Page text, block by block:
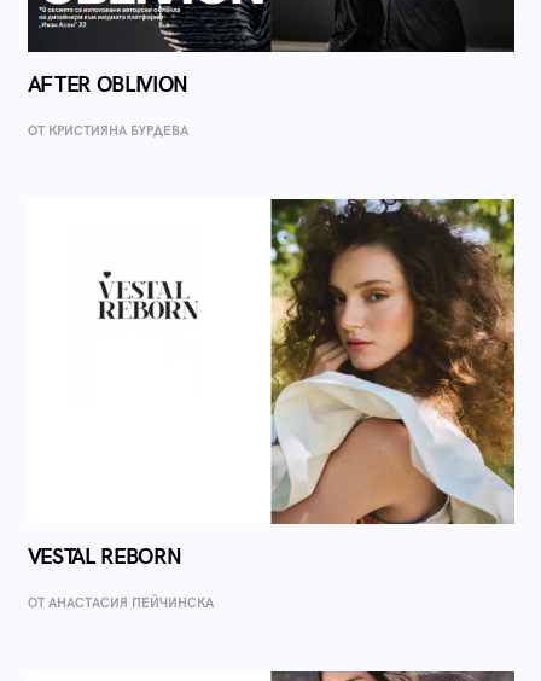
AFTER OBLIVION
ОТ КРИСТИЯНА БУРДЕВА
VESTAL REBORN
ОТ AНАСТАСИЯ ПЕЙЧИНСКА